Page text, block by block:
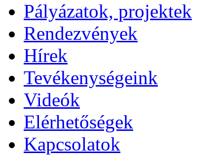
Pályázatok, projektek
Rendezvények
Hírek
Tevékenységeink
Videók
Elérhetőségek
Kapcsolatok